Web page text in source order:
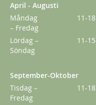
Christine Hélène'
298,00 kr
April - Augusti
Måndag
– Fredag
11-18
Lördag –
Söndag
11-15
September-Oktober
Tisdag –
Fredag
11-18